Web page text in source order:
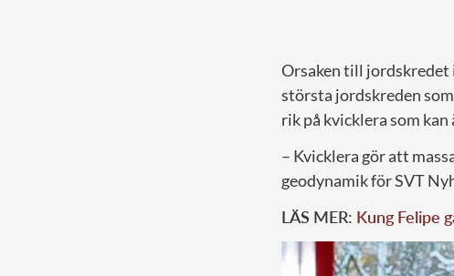
Orsaken till jordskredet
största jordskreden
rik på kvicklera som
– Kvicklera gör att
geodynamik för SVT
LÄS MER: Kung Felipe